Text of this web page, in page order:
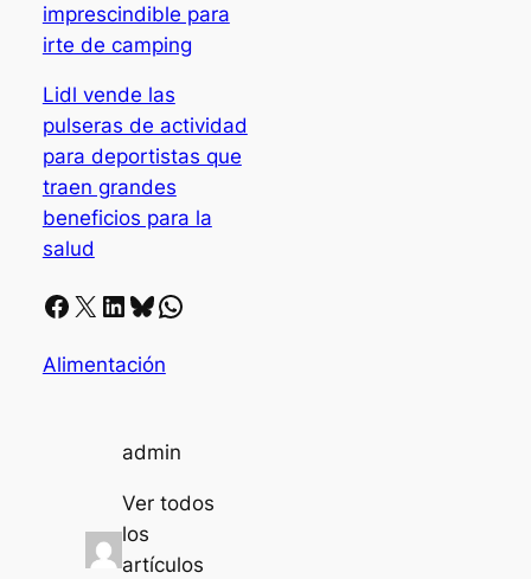
imprescindible para
irte de camping
Lidl vende las
pulseras de actividad
para deportistas que
traen grandes
beneficios para la
salud
Facebook X LinkedIn Bluesky Whatsapp
Alimentación
admin
Ver todos
los
artículos